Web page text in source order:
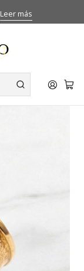
Leer más